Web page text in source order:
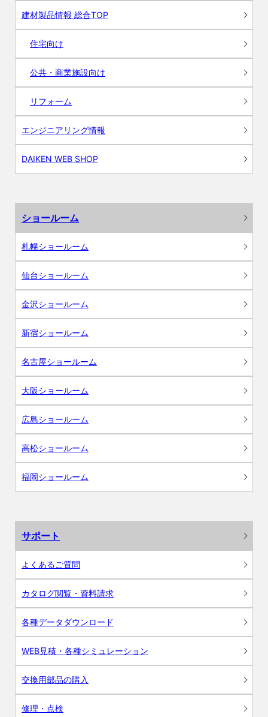
建材製品情報 総合TOP
住宅向け
公共・商業施設向け
リフォーム
エンジニアリング情報
DAIKEN WEB SHOP
ショールーム
札幌ショールーム
仙台ショールーム
金沢ショールーム
新宿ショールーム
名古屋ショールーム
大阪ショールーム
広島ショールーム
高松ショールーム
福岡ショールーム
サポート
よくあるご質問
カタログ閲覧・資料請求
各種データダウンロード
WEB見積・各種シミュレーション
交換用部品の購入
修理・点検